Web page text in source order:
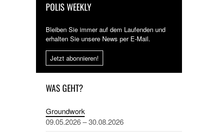
POLIS WEEKLY
Bleiben Sie immer auf dem Laufenden und
erhalten Sie unsere News per E-Mail.
Jetzt abonnieren!
WAS GEHT?
Groundwork
09.05.2026 – 30.08.2026